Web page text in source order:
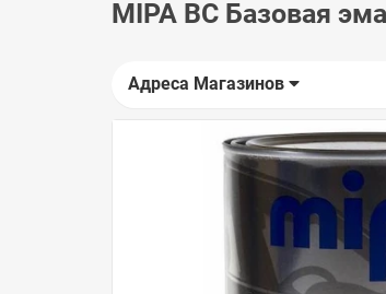
MIPA BC Базовая
Адреса Магазинов